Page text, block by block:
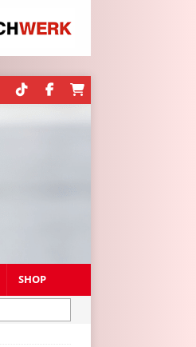
SHOP